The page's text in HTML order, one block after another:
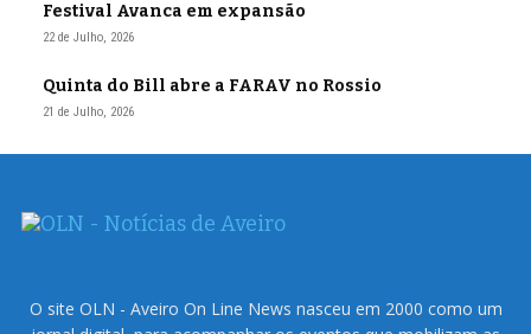
Festival Avanca em expansão
22 de Julho, 2026
Quinta do Bill abre a FARAV no Rossio
21 de Julho, 2026
O site OLN - Aveiro On Line News nasceu em 2000 como um